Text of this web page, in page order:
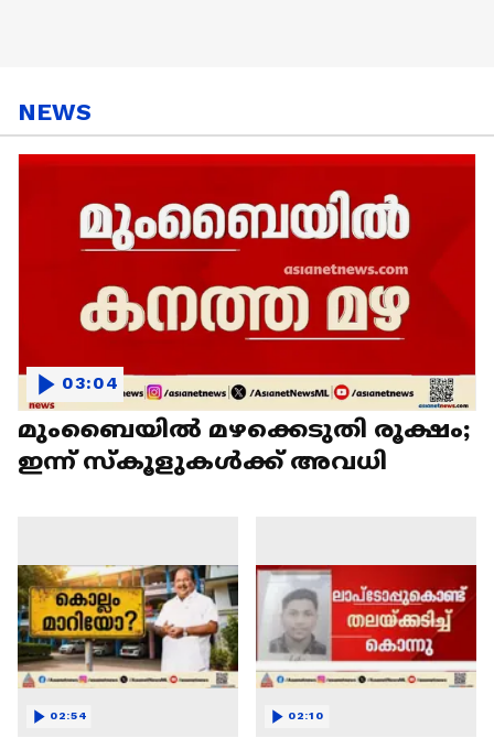
NEWS
മുംബൈയിൽ മഴക്കെടുതി രൂക്ഷം;
ഇന്ന് സ്കൂളുകൾക്ക് അവധി
03:04
02:54 02:10